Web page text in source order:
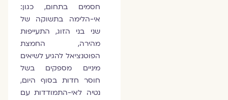
חסמים בתחום, כגון:
אי-הלימה בתשוקה של
שני בני הזוג, התעייפות
מהירה, החמצת
הפוטנציאל להגיע לשיאים
מיניים מספקים בשל
חוסר חדות בסוף היום,
נטיה לאי-התמודדות עם